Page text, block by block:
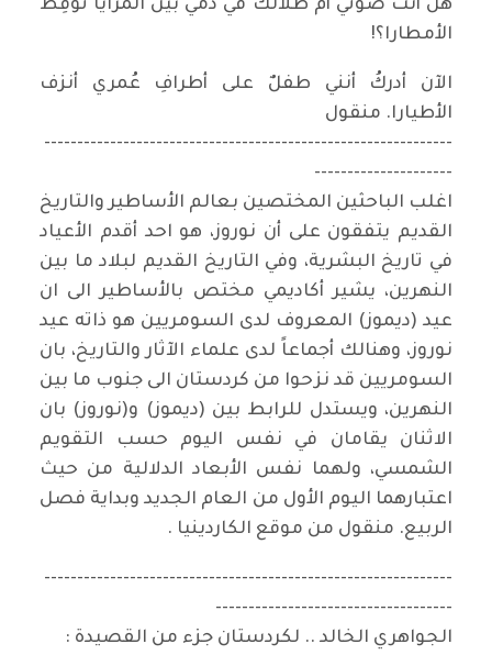
هل أنت صوتي‏ أم ظلاُلكَ في دمي‏ بين المرايا‏ توقِظُ
الأمطارا؟!‏
الآن أدركُ أنني طفلٌ‏ على أطرافِ عُمري‏ أنزف
الأطيارا. منقول
--------------------------------------------------------------
---------------------
اغلب الباحثين المختصين بعالم الأساطير والتاريخ
القديم يتفقون على أن نوروز، هو احد أقدم الأعياد
في تاريخ البشرية، وفي التاريخ القديم لبلاد ما بين
النهرين، يشير أكاديمي مختص بالأساطير الى ان
عيد (ديموز) المعروف لدى السومريين هو ذاته عيد
نوروز، وهنالك أجماعاً لدى علماء الآثار والتاريخ، بان
السومريين قد نزحوا من كردستان الى جنوب ما بين
النهرين، ويستدل للرابط بين (ديموز) و(نوروز) بان
الاثنان يقامان في نفس اليوم حسب التقويم
الشمسي، ولهما نفس الأبعاد الدلالية من حيث
اعتبارهما اليوم الأول من العام الجديد وبداية فصل
الربيع. منقول من موقع الكاردينيا .
--------------------------------------------------------------
------------------------------------
الجواهري الخالد .. لكردستان جزء من القصيدة :